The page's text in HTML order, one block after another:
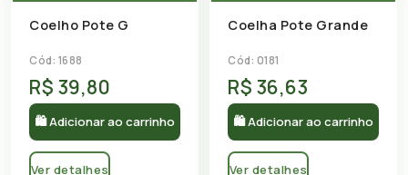
Coelho Pote G
Cód: 1688
R$ 39,80
🛍 Adicionar ao carrinho
Ver detalhes
Coelha Pote Grande
Cód: 0181
R$ 36,63
🛍 Adicionar ao carrinho
Ver detalhes